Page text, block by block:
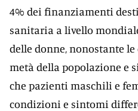
4% dei finanziamenti
sanitaria a livello
delle donne, nonostante
metà della popolazione e
che pazienti maschili e
condizioni e sintomi